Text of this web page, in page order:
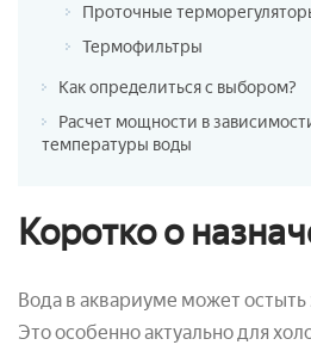
Проточные
Термофильтры
Как определиться с выбором?
Расчет мощности в
температуры воды
Коротко о
Вода в аквариуме может остыть
Это особенно актуально для